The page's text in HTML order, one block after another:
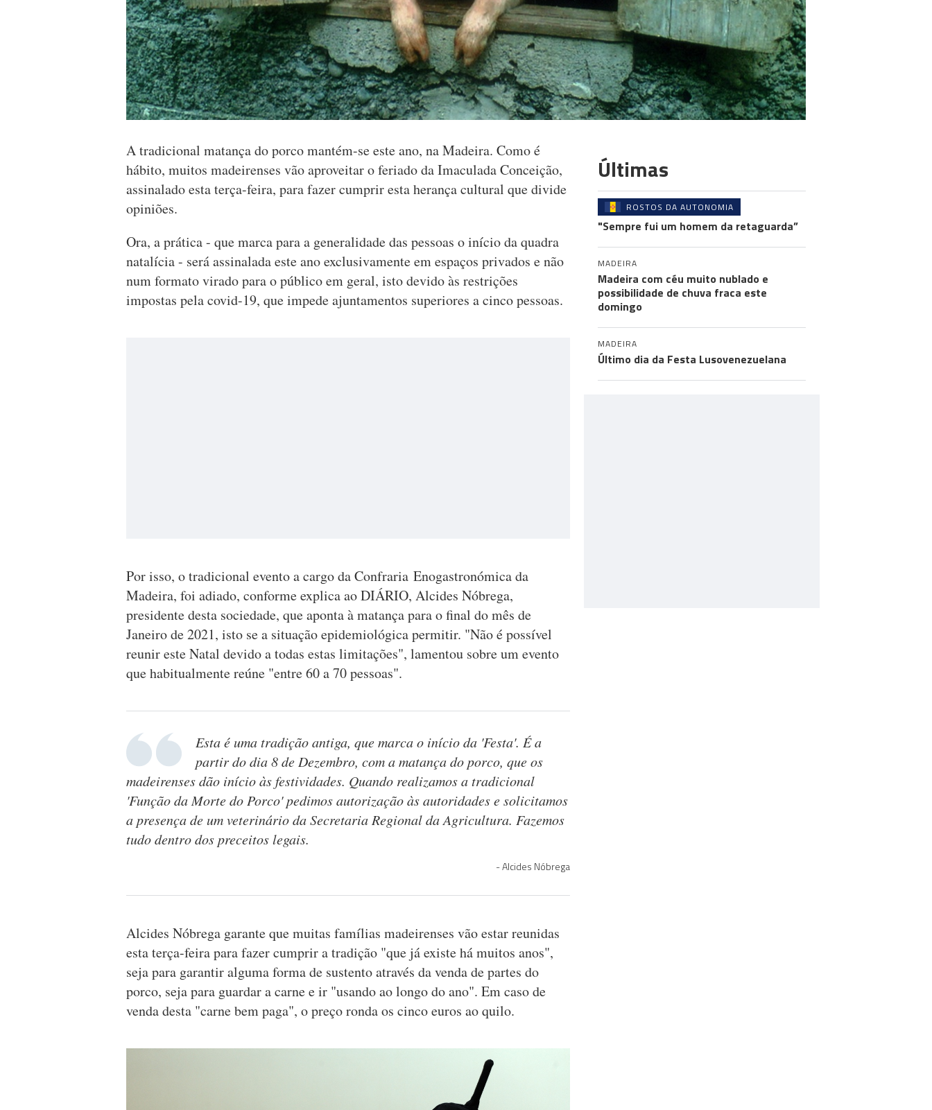
A tradicional matança do porco mantém-se este ano, na Madeira. Como é
hábito, muitos madeirenses vão aproveitar o feriado da Imaculada Conceição,
assinalado esta terça-feira, para fazer cumprir esta herança cultural que divide
opiniões.
Ora, a prática - que marca para a generalidade das pessoas o início da quadra
natalícia - será assinalada este ano exclusivamente em espaços privados e não
num formato virado para o público em geral, isto devido às restrições
impostas pela covid-19, que impede ajuntamentos superiores a cinco pessoas.
Por isso, o tradicional evento a cargo da Confraria Enogastronómica da
Madeira, foi adiado, conforme explica ao DIÁRIO, Alcides Nóbrega,
presidente desta sociedade, que aponta à matança para o final do mês de
Janeiro de 2021, isto se a situação epidemiológica permitir. "Não é possível
reunir este Natal devido a todas estas limitações", lamentou sobre um evento
que habitualmente reúne "entre 60 a 70 pessoas".
Esta é uma tradição antiga, que marca o início da 'Festa'. É a
partir do dia 8 de Dezembro, com a matança do porco, que os
madeirenses dão início às festividades. Quando realizamos a tradicional
'Função da Morte do Porco' pedimos autorização às autoridades e solicitamos
a presença de um veterinário da Secretaria Regional da Agricultura. Fazemos
tudo dentro dos preceitos legais.
Alcides Nóbrega
Alcides Nóbrega garante que muitas famílias madeirenses vão estar reunidas
esta terça-feira para fazer cumprir a tradição "que já existe há muitos anos",
seja para garantir alguma forma de sustento através da venda de partes do
porco, seja para guardar a carne e ir "usando ao longo do ano". Em caso de
venda desta "carne bem paga", o preço ronda os cinco euros ao quilo.
Últimas
ROSTOS DA AUTONOMIA
"Sempre fui um homem da retaguarda”
MADEIRA
Madeira com céu muito nublado e
possibilidade de chuva fraca este
domingo
MADEIRA
Último dia da Festa Lusovenezuelana